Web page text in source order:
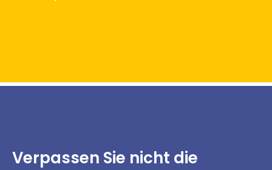
Verpassen Sie nicht die